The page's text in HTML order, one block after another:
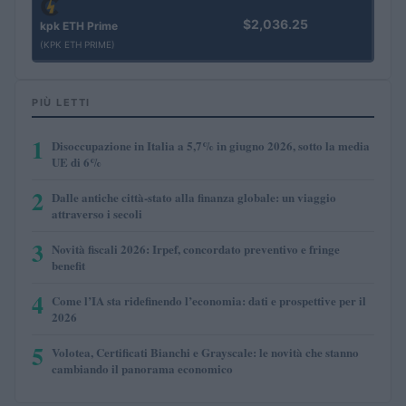
kpk ETH Prime
(KPK ETH PRIME)
$2,036.25
PIÙ LETTI
1
Disoccupazione in Italia a 5,7% in giugno 2026, sotto la media
UE di 6%
2 Dalle antiche città-stato alla finanza globale: un viaggio
attraverso i secoli
3 Novità fiscali 2026: Irpef, concordato preventivo e fringe
benefit
4 Come l’IA sta ridefinendo l’economia: dati e prospettive per il
2026
5 Volotea, Certificati Bianchi e Grayscale: le novità che stanno
cambiando il panorama economico